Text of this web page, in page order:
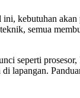
kebutuhan
semua
seperti
lapangan.